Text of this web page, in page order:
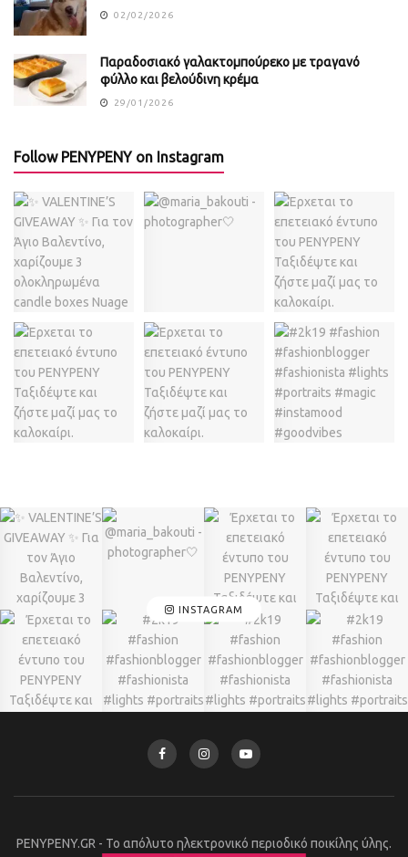
02/02/2026
Παραδοσιακό γαλακτομπούρεκο με τραγανό
φύλλο και βελούδινη κρέμα
29/01/2026
Follow PENYPENY on Instagram
INSTAGRAM
PENYPENY.GR - Το απόλυτο ηλεκτρονικό περιοδικό ποικίλης ύλης.